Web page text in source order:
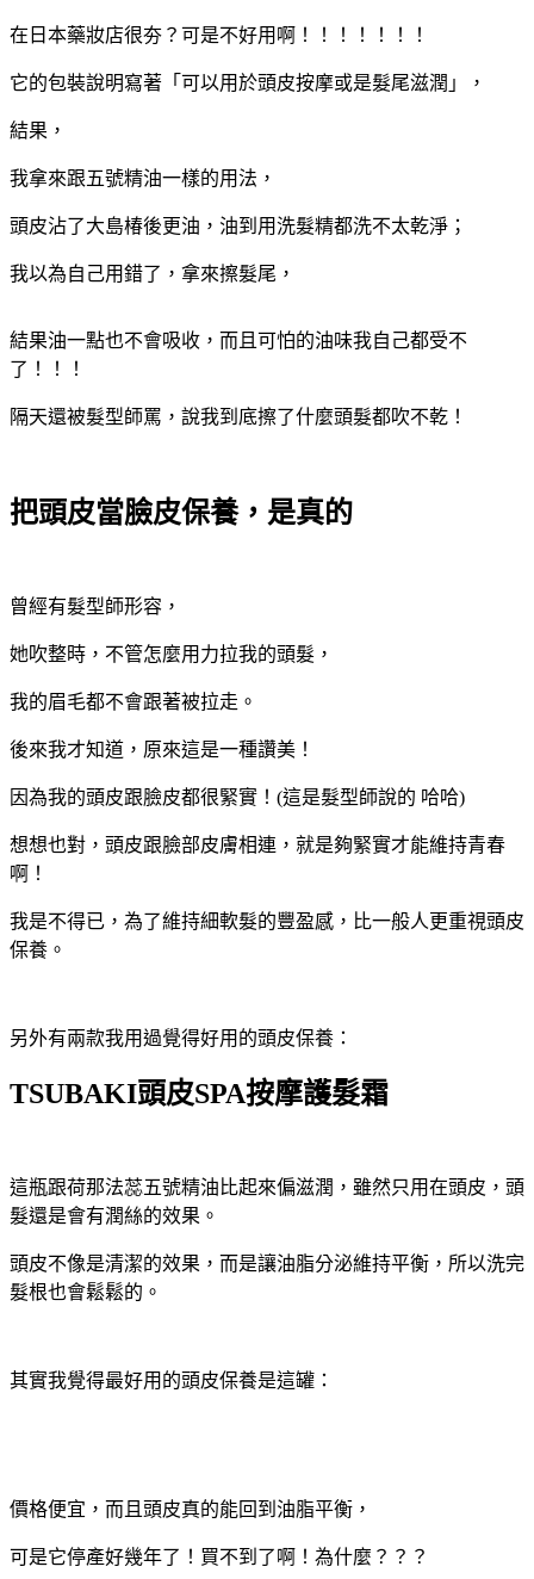
在日本藥妝店很夯？可是不好用啊！！！！！！！
它的包裝說明寫著「可以用於頭皮按摩或是髮尾滋潤」，
結果，
我拿來跟五號精油一樣的用法，
頭皮沾了大島椿後更油，油到用洗髮精都洗不太乾淨；
我以為自己用錯了，拿來擦髮尾，
結果油一點也不會吸收，而且可怕的油味我自己都受不
了！！！
隔天還被髮型師罵，說我到底擦了什麼頭髮都吹不乾！
把頭皮當臉皮保養，是真的
曾經有髮型師形容，
她吹整時，不管怎麼用力拉我的頭髮，
我的眉毛都不會跟著被拉走。
後來我才知道，原來這是一種讚美！
因為我的頭皮跟臉皮都很緊實！(這是髮型師說的 哈哈)
想想也對，頭皮跟臉部皮膚相連，就是夠緊實才能維持青春
啊！
我是不得已，為了維持細軟髮的豐盈感，比一般人更重視頭皮
保養。
另外有兩款我用過覺得好用的頭皮保養：
TSUBAKI頭皮SPA按摩護髮霜
這瓶跟荷那法蕊五號精油比起來偏滋潤，雖然只用在頭皮，頭
髮還是會有潤絲的效果。
頭皮不像是清潔的效果，而是讓油脂分泌維持平衡，所以洗完
髮根也會鬆鬆的。
其實我覺得最好用的頭皮保養是這罐：
價格便宜，而且頭皮真的能回到油脂平衡，
可是它停產好幾年了！買不到了啊！為什麼？？？